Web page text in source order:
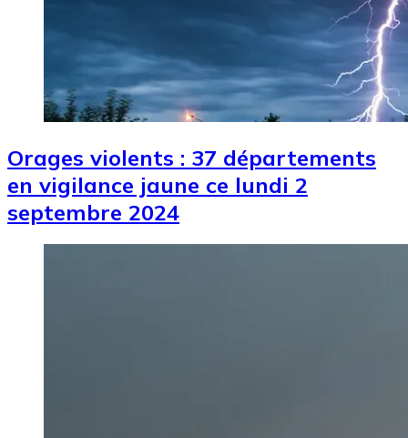
Orages violents : 37 départements
en vigilance jaune ce lundi 2
septembre 2024